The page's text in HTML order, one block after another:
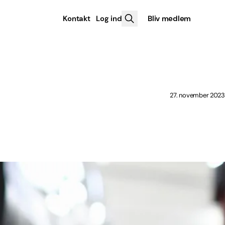
Kontakt Log ind Bliv medlem
27. november 2023